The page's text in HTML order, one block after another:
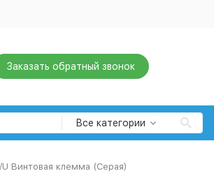
Заказать обратный звонок
Все категории
Винтовая клемма (Серая)